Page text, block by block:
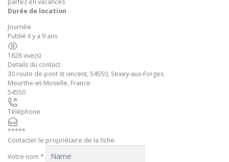
partez en vacances
Durée de location
Journée
Publié il y a 9 ans
1628 vue(s)
Details du contact
30 route de pont st vincent, 54550, Sexey-aux-Forges
Meurthe-et-Moselle, France
54550
Téléphone
*****
Contacter le propriétaire de la fiche
Votre nom *